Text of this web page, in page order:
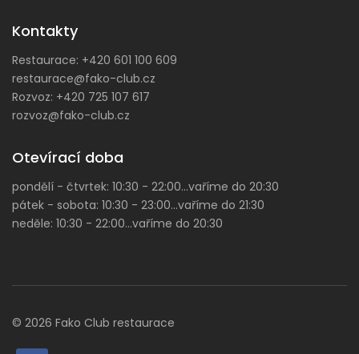
Kontakty
Restaurace: +420 601 100 609
restaurace@fako-club.cz
Rozvoz: +420 725 107 617
rozvoz@fako-club.cz
Otevírací doba
pondělí - čtvrtek: 10:30 - 22:00...vaříme do 20:30
pátek - sobota: 10:30 - 23:00...vaříme do 21:30
neděle: 10:30 - 22:00...vaříme do 20:30
© 2026 Fako Club restaurace